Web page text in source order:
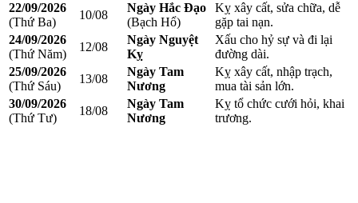
22/09/2026
(Thứ Ba)
10/08
Ngày Hắc Đạo
(Bạch Hổ)
Kỵ xây cất, sửa chữa, dễ
gặp tai nạn.
24/09/2026
(Thứ Năm)
12/08
Ngày Nguyệt
Kỵ
Xấu cho hỷ sự và đi lại
đường dài.
25/09/2026
(Thứ Sáu)
13/08
Ngày Tam
Nương
Kỵ xây cất, nhập trạch,
mua tài sản lớn.
30/09/2026
(Thứ Tư)
18/08
Ngày Tam
Nương
Kỵ tổ chức cưới hỏi, khai
trương.